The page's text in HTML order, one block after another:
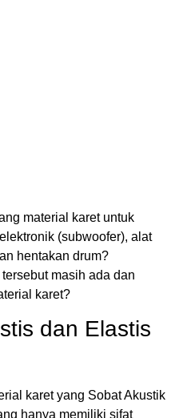
material karet untuk
(subwoofer), alat
hentakan drum?
masih ada dan
karet?
dan Elastis
karet yang Sobat Akustik
hanya memiliki sifat